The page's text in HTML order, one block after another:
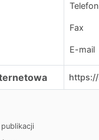
Telefon
Fax
E-mail
publikacji